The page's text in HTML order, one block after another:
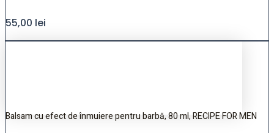
55,00 lei
Balsam cu efect de înmuiere pentru barbă, 80 ml, RECIPE FOR MEN